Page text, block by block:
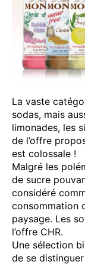
La vaste
sodas, mais
limonades, les
de l’offre
est colossale !
Malgré les
de sucre
considéré
consommation
paysage. Les
l’offre CHR.
Une sélection
de se